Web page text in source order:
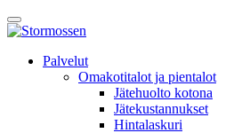
Skip
toAvaa
päävalikko
asiointiPalvelut
Omakotitalot ja pientalot
Jätehuolto kotona
Jätekustannukset
Hintalaskuri